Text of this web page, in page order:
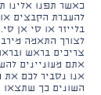
כאשר תפנו אלינו
להעברת הקבצים
בלייזר או סי אן סי.
לצורך התאמה
צריכים בראש
אתם מעוניינים
אנו נסביר לכם את
השונים כך שתצאו